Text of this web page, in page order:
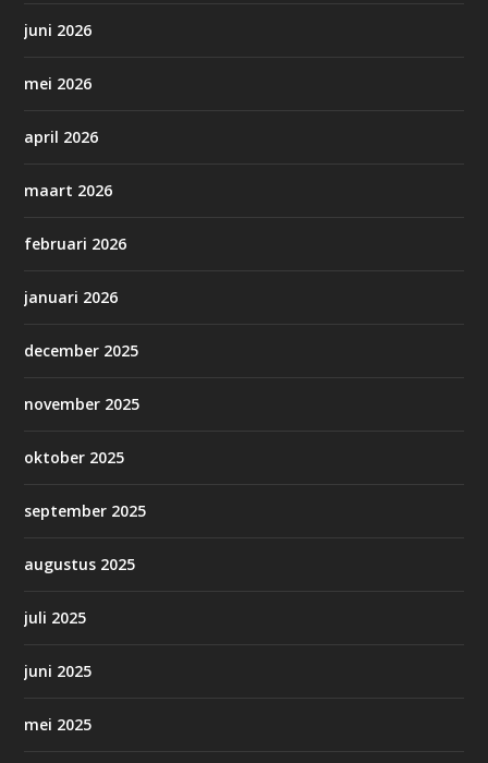
juni 2026
mei 2026
april 2026
maart 2026
februari 2026
januari 2026
december 2025
november 2025
oktober 2025
september 2025
augustus 2025
juli 2025
juni 2025
mei 2025